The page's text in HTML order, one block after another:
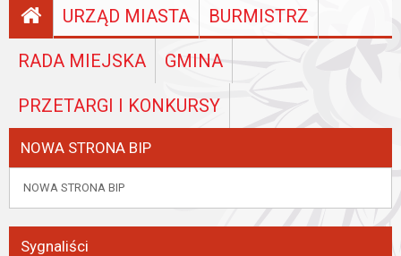
URZĄD MIASTA BURMISTRZ
RADA MIEJSKA GMINA
PRZETARGI I KONKURSY
NOWA STRONA BIP
NOWA STRONA BIP
Sygnaliści